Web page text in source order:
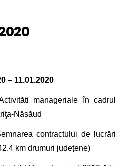
– 11.01.2020
manageriale în cadrul
Năsăud
contractului de lucrări
km drumuri județene)